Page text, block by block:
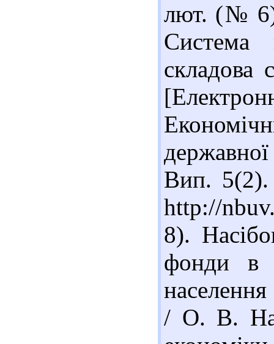
лют. (№
Система
складова
Вип.
http://
8).
фонди в
/ О. В.